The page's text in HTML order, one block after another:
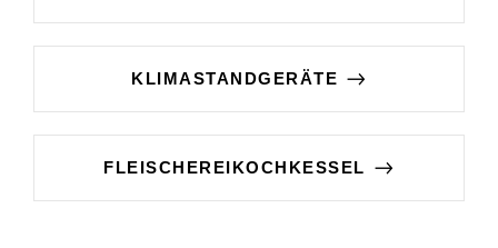
KLIMASTANDGERÄTE
FLEISCHEREIKOCHKESSEL